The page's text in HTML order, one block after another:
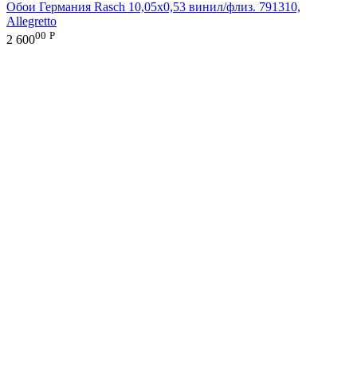
Обои Германия Rasch 10,05x0,53 винил/флиз. 791310,
Allegretto
2 60000 Р